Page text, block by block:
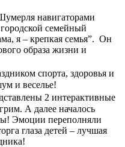
навигаторами
семейный
я – крепкая семья”. Он
образа жизни и
спорта, здоровья и
и веселье!
2 интерактивные
А далее началось
Эмоции переполняли
глаза детей – лучшая